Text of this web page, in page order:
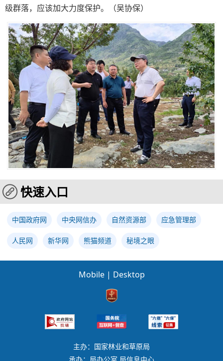
级群落，应该加大力度保护。
（吴协保）
快速入口
中国政府网 中央网信办 自然资源部 应急管理部
人民网 新华网 熊猫频道 秘境之眼
Mobile | Desktop
主办：国家林业和草原局